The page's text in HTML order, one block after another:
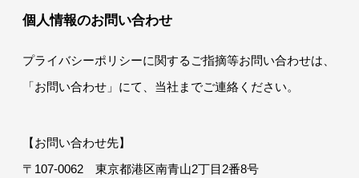
個人情報のお問い合わせ
プライバシーポリシーに関するご指摘等お問い合わせは、
「お問い合わせ」にて、当社までご連絡ください。
【お問い合わせ先】
〒107-0062 東京都港区南青山2丁目2番8号